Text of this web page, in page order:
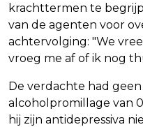
krachttermen te
van de agenten voor
achtervolging: "We
vroeg me af of ik nog
De verdachte had
alcoholpromillage van
hij zijn antidepressiva